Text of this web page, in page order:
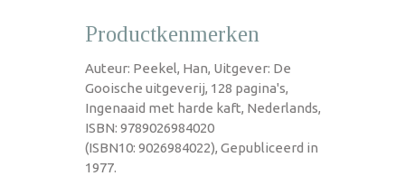
Productkenmerken
Auteur: Peekel, Han, Uitgever: De
Gooische uitgeverij, 128 pagina's,
Ingenaaid met harde kaft, Nederlands,
ISBN: 9789026984020
(ISBN10: 9026984022), Gepubliceerd in
1977.